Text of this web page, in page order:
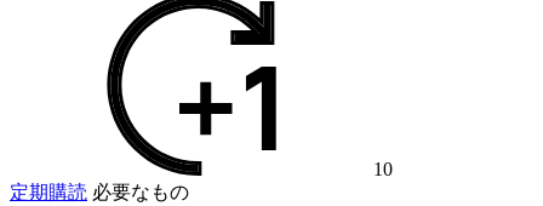
10
定期購読 必要なもの